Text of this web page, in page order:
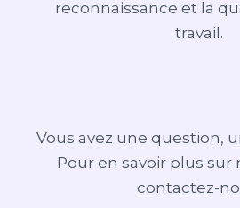
reconnaissance et la
travail.
Vous avez une question,
Pour en savoir plus sur
contactez-